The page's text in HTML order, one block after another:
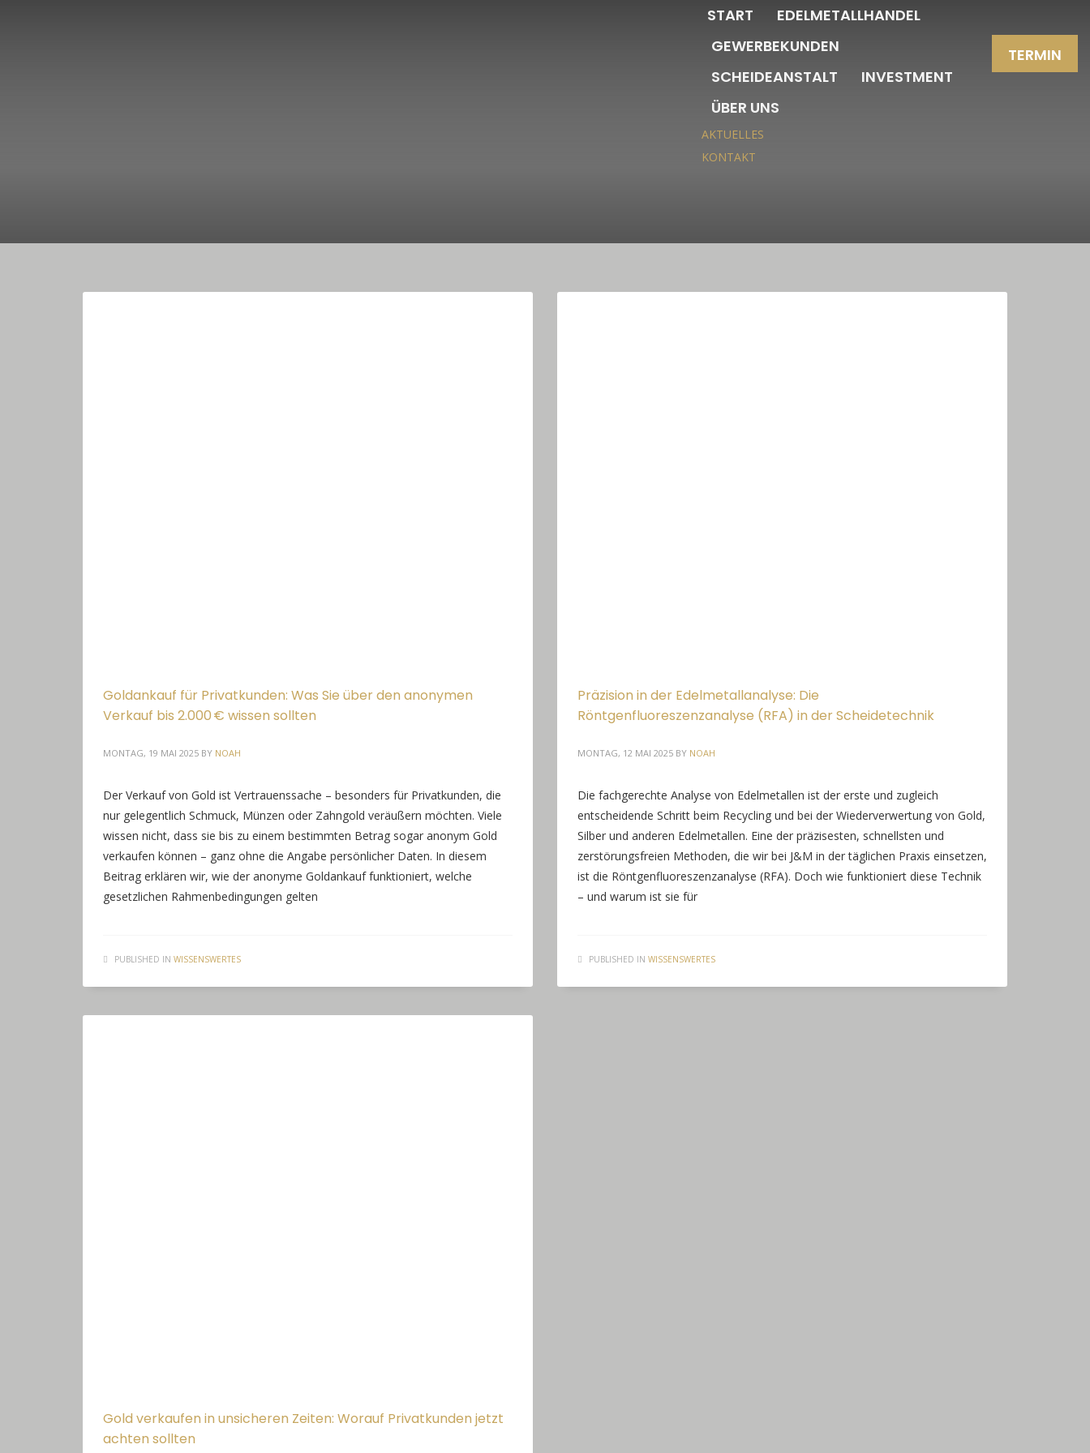
START
EDELMETALLHANDEL
GEWERBEKUNDEN
SCHEIDEANSTALT
INVESTMENT
ÜBER UNS
AKTUELLES
KONTAKT
TERMIN
Goldankauf für Privatkunden: Was Sie über den anonymen
Verkauf bis 2.000 € wissen sollten
MONTAG, 19 MAI 2025 BY NOAH
Der Verkauf von Gold ist Vertrauenssache – besonders für Privatkunden, die
nur gelegentlich Schmuck, Münzen oder Zahngold veräußern möchten. Viele
wissen nicht, dass sie bis zu einem bestimmten Betrag sogar anonym Gold
verkaufen können – ganz ohne die Angabe persönlicher Daten. In diesem
Beitrag erklären wir, wie der anonyme Goldankauf funktioniert, welche
gesetzlichen Rahmenbedingungen gelten
PUBLISHED IN WISSENSWERTES
Präzision in der Edelmetallanalyse: Die
Röntgenfluoreszenzanalyse (RFA) in der Scheidetechnik
MONTAG, 12 MAI 2025 BY NOAH
Die fachgerechte Analyse von Edelmetallen ist der erste und zugleich
entscheidende Schritt beim Recycling und bei der Wiederverwertung von Gold,
Silber und anderen Edelmetallen. Eine der präzisesten, schnellsten und
zerstörungsfreien Methoden, die wir bei J&M in der täglichen Praxis einsetzen,
ist die Röntgenfluoreszenzanalyse (RFA). Doch wie funktioniert diese Technik
– und warum ist sie für
PUBLISHED IN WISSENSWERTES
Gold verkaufen in unsicheren Zeiten: Worauf Privatkunden jetzt
achten sollten